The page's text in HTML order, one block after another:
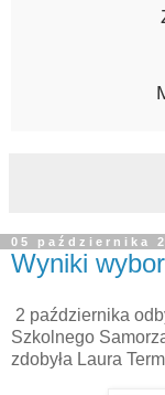
05 października
Wyniki
2 października
Szkolnego
zdobyła Laura